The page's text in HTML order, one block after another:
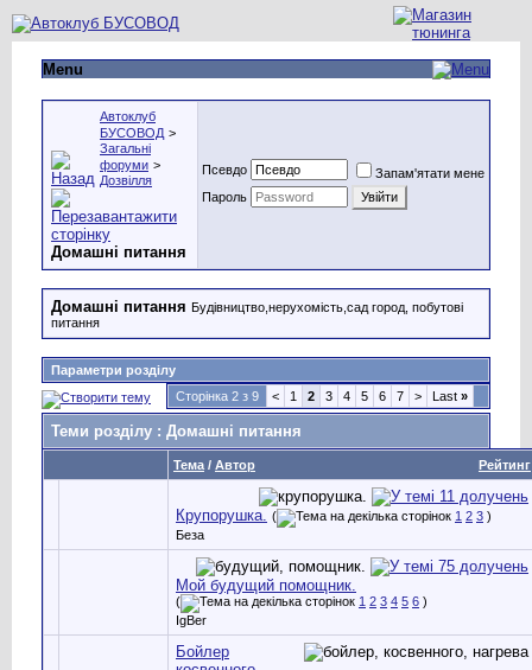
Menu
Автоклуб
БУСОВОД >
Загальні
форуми >
Дозвілля
Домашні питання
Псевдо
Запам'ятати мене
Пароль
Домашні питання Будівництво,нерухомість,сад город, побутові
питання
Параметри розділу
Сторінка 2 з 9
< 1 2 3 4 5 6 7 > Last »
Теми розділу : Домашні питання
Рейтинг
Тема / Автор
Крупорушка. ( 1 2 3 )
Беза
Мой будущий помощник.
( 1 2 3 4 5 6 )
IgBer
Бойлер